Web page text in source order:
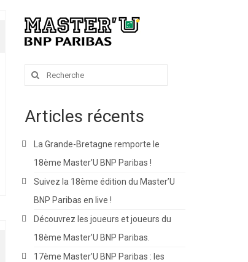
Rechercher
Articles récents
La Grande-Bretagne remporte le
18ème Master’U BNP Paribas !
Suivez la 18ème édition du Master’U
BNP Paribas en live !
Découvrez les joueurs et joueurs du
18ème Master’U BNP Paribas.
17ème Master’U BNP Paribas : les